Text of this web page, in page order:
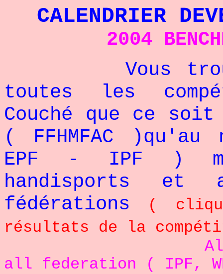
CALENDRIER
2004
Vous
toutes les
Couché que ce
( FFHMFAC
EPF - IPF )
handisports et
fédérations (
résultats de la
All
all federation ( IPF,